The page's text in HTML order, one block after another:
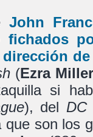
John
fichados
dirección
(Ezra Miller
si
), del DC
son los